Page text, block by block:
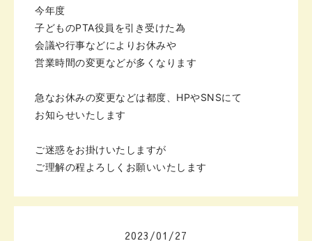
今年度
子どものPTA役員を引き受けた為
会議や行事などによりお休みや
営業時間の変更などが多くなります
急なお休みの変更などは都度、HPやSNSにて
お知らせいたします
ご迷惑をお掛けいたしますが
ご理解の程よろしくお願いいたします
2023 /01 /27